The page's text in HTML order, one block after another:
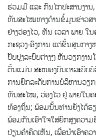
ຮ່ວມມື ແລະ ກົນໄກປະສານງາ
ທັນສະໄໝທາງດ້ານຂໍ້ມູນຂ່າວສ
ຢ່າງວ່ອງໄວ, ທັນ ເວລາ ພາຍ ໃ
ກະຊວງ-ອົງການ ແຕ່ຂັ້ນສູນກາ
ປັບປຸງລະບົບຕ່າງໆ ຫັນວຽກງາ
ຕົ້ນແມ່ນ ສະໜອງບັນດາລະບົບ
ການຍົກລະດັບການບໍລິຫານວຽ
ທັນສະໄໝ, ວ່ອງໄວ ຢູ່ ພາຍໃນ
ທ້ອງຖິ່ນ; ພ້ອມນັ້ນທ່ານຍັງໄດ້ຮ
ພ້ອມກັນເອົາໃຈໃສ່ຍົກສູງຄວາ
ປ່ຽນຄໍາຄິດເຫັນ, ເພື່ອນໍາເອົາຄ